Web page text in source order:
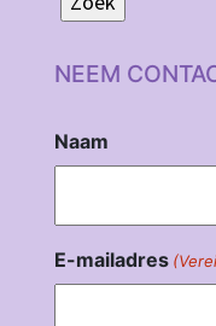
NEEM
Naam
E-mailadres